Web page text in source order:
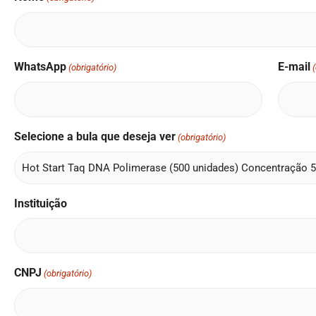
WhatsApp (obrigatório) E-mail
Selecione a bula que deseja ver (obrigatório)
Instituição
CNPJ (obrigatório)